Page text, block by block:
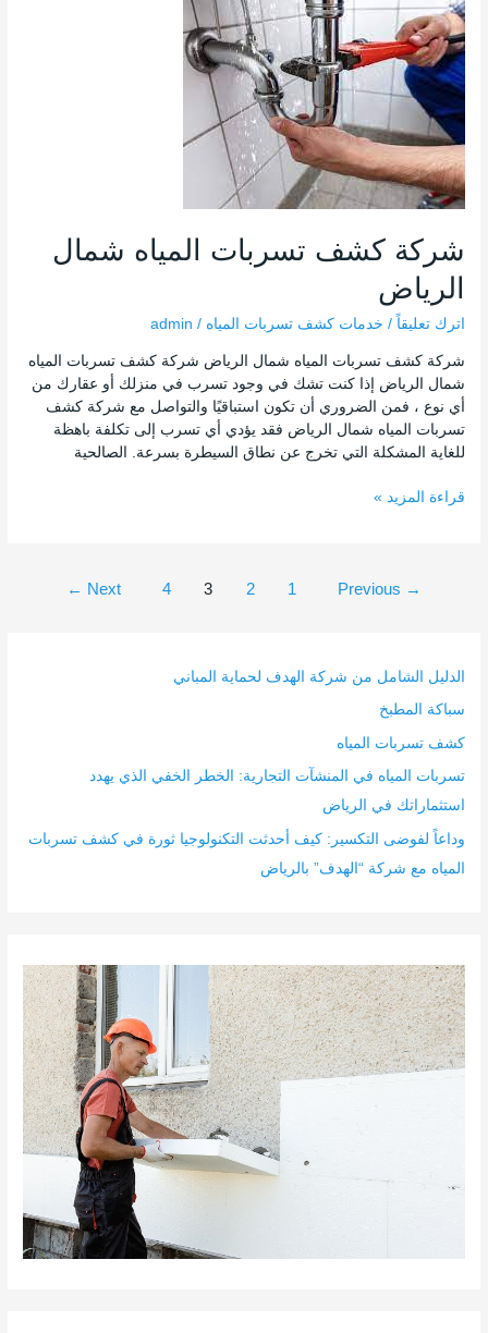
شركة كشف تسربات المياه شمال
الرياض
اترك تعليقاً / خدمات كشف تسربات المياه /
admin
شركة كشف تسربات المياه شمال الرياض شركة كشف تسربات المياه
شمال الرياض إذا كنت تشك في وجود تسرب في منزلك أو عقارك من
أي نوع ، فمن الضروري أن تكون استباقيًا والتواصل مع شركة كشف
تسربات المياه شمال الرياض فقد يؤدي أي تسرب إلى تكلفة باهظة
للغاية المشكلة التي تخرج عن نطاق السيطرة بسرعة. الصالحية
شركة
كشف
تسربات
المياه
شمال
الرياض
قراءة المزيد »
→
1
2
3
4
Next
←
الدليل الشامل من شركة الهدف لحماية المباني
سباكة المطبخ
كشف تسربات المياه
تسربات المياه في المنشآت التجارية: الخطر الخفي الذي يهدد
استثماراتك في الرياض
وداعاً لفوضى التكسير: كيف أحدثت التكنولوجيا ثورة في كشف تسربات
المياه مع شركة “الهدف” بالرياض